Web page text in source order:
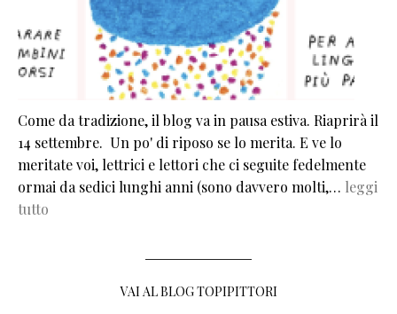
Come da tradizione, il blog va in pausa estiva. Riaprirà il
14 settembre. Un po' di riposo se lo merita. E ve lo
meritate voi, lettrici e lettori che ci seguite fedelmente
ormai da sedici lunghi anni (sono davvero molti,… leggi
tutto
VAI AL BLOG TOPIPITTORI